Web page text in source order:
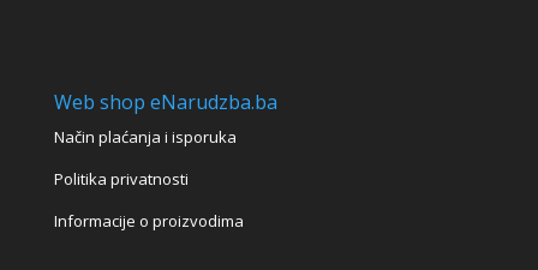
Web shop eNarudzba.ba
Način plaćanja i isporuka
Politika privatnosti
Informacije o proizvodima